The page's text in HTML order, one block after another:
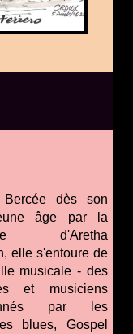
Bercée dès son
âge par la
d'Aretha
elle s'entoure de
musicale - des
et musiciens
par les
blues, Gospel